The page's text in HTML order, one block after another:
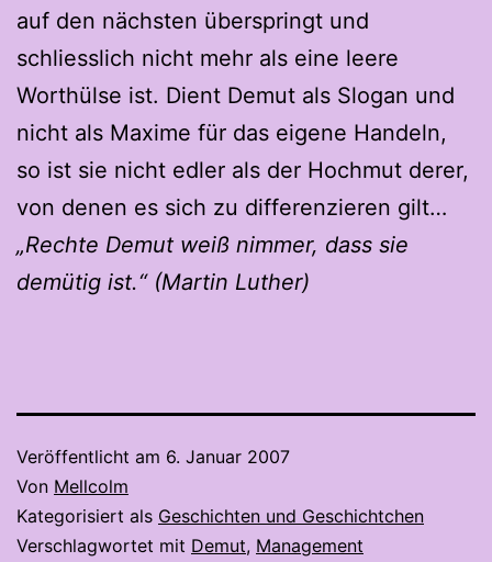
auf den nächsten überspringt und
schliesslich nicht mehr als eine leere
Worthülse ist. Dient Demut als Slogan und
nicht als Maxime für das eigene Handeln,
so ist sie nicht edler als der Hochmut derer,
von denen es sich zu differenzieren gilt…
„Rechte Demut weiß nimmer, dass sie
demütig ist.“ (Martin Luther)
Veröffentlicht am 6. Januar 2007
Von Mellcolm
Kategorisiert als Geschichten und Geschichtchen
Verschlagwortet mit Demut, Management